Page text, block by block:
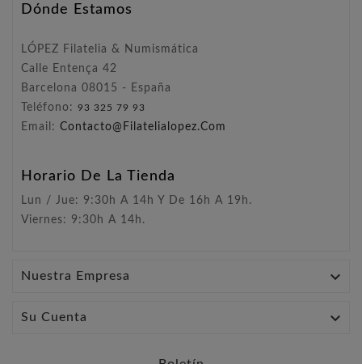
Dónde Estamos
LÓPEZ Filatelia & Numismática
Calle Entença 42
Barcelona 08015 - España
Teléfono: 93 325 79 93
Email: Contacto@filatelialopez.com
Horario De La Tienda
Lun / Jue: 9:30h A 14h Y De 16h A 19h.
Viernes: 9:30h A 14h.
Nuestra Empresa 
Su Cuenta 